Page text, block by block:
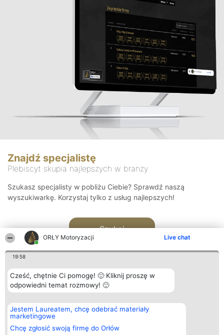
ORŁY Motoryzacji Live chat
19:58
Cześć, chętnie Ci pomogę! 🙂 Kliknij proszę w
odpowiedni temat rozmowy! 🙂
Jestem Laureatem, chcę odebrać materiały
marketingowe
Chcę zgłosić swoją firmę do Orłów
Znajdź specjalistę
Plebiscyt skupia najlepszych w branży
Szukasz specjalisty w pobliżu Ciebie? Sprawdź naszą
wyszukiwarkę. Korzystaj tylko z usług najlepszych!
Szukaj
Organizator plebiscytu
Bright Side Solutions sp. z o.
o. sp. k.
ul. Ruska 22
Wrocław 50-079
Plebiscyt
Laureaci
wszystkich
Laureatów
Kontakt
Kontakt